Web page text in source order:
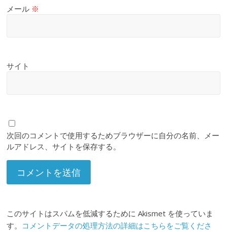
メール ※
サイト
次回のコメントで使用するためブラウザーに自分の名前、メー
ルアドレス、サイトを保存する。
このサイトはスパムを低減するために Akismet を使っていま
す。 コメントデータの処理方法の詳細はこちらをご覧くださ